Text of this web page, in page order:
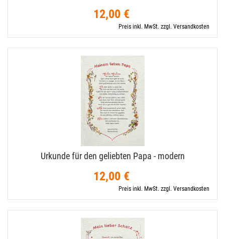
12,00 €
Preis inkl. MwSt. zzgl. Versandkosten
Urkunde für den geliebten Papa - modern
12,00 €
Preis inkl. MwSt. zzgl. Versandkosten